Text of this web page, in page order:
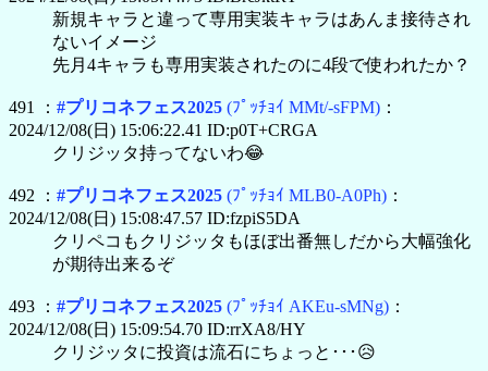
新規キャラと違って専用実装キャラはあんま接待され
ないイメージ
先月4キャラも専用実装されたのに4段で使われたか？
491 ： #プリコネフェス2025 (ﾌﾟｯﾁｮｲ MMt/-sFPM) ：
2024/12/08(日) 15:06:22.41 ID:p0T+CRGA
クリジッタ持ってないわ😂
492 ： #プリコネフェス2025 (ﾌﾟｯﾁｮｲ MLB0-A0Ph) ：
2024/12/08(日) 15:08:47.57 ID:fzpiS5DA
クリペコもクリジッタもほぼ出番無しだから大幅強化
が期待出来るぞ
493 ： #プリコネフェス2025 (ﾌﾟｯﾁｮｲ AKEu-sMNg) ：
2024/12/08(日) 15:09:54.70 ID:rrXA8/HY
クリジッタに投資は流石にちょっと･･･😥